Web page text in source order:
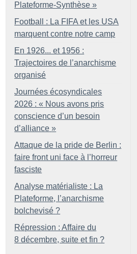
Plateforme-Synthèse »
Football : La FIFA et les USA
marquent contre notre camp
En 1926... et 1956 :
Trajectoires de l’anarchisme
organisé
Journées écosyndicales
2026 : « Nous avons pris
conscience d’un besoin
d’alliance »
Attaque de la pride de Berlin :
faire front uni face à l’horreur
fasciste
Analyse matérialiste : La
Plateforme, l’anarchisme
bolchevisé ?
Répression : Affaire du
8 décembre, suite et fin ?